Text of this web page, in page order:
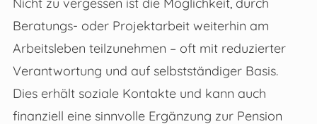
Beratungs- oder Projektarbeit weiterhin am
Arbeitsleben teilzunehmen – oft mit reduzierter
Verantwortung und auf selbstständiger Basis.
Dies erhält soziale Kontakte und kann auch
finanziell eine sinnvolle Ergänzung zur Pension